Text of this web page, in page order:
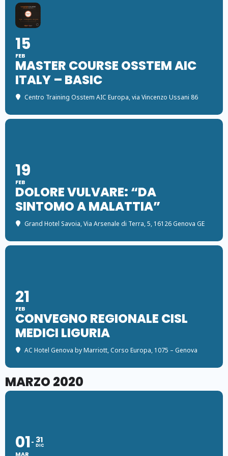
15
FEB
MASTER COURSE OSSTEM AIC
ITALY – BASIC
Centro Training Osstem AIC Europa, via Vincenzo Ussani 86
19
FEB
DOLORE VULVARE: “DA
SINTOMO A MALATTIA”
Grand Hotel Savoia, Via Arsenale di Terra, 5, 16126 Genova GE
21
FEB
CONVEGNO REGIONALE CISL
MEDICI LIGURIA
AC Hotel Genova by Marriott, Corso Europa, 1075 – Genova
MARZO 2020
01
MAR
31
DIC